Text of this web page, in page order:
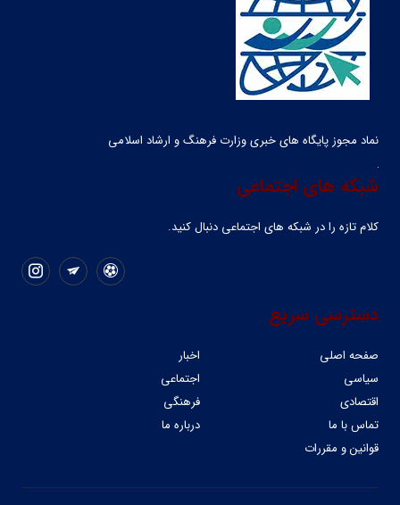
نماد مجوز پایگاه های خبری وزارت فرهنگ و ارشاد اسلامی
شبکه های اجتماعی
کلام تازه را در شبکه ‌های اجتماعی دنبال کنید.
دسترسی سریع
صفحه اصلی
اخبار
سیاسی
اجتماعی
اقتصادی
فرهنگی
تماس با ما
درباره ما
قوانین و مقررات